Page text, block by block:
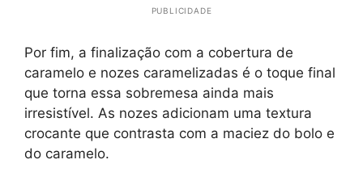
PUBLICIDADE
Por fim, a finalização com a cobertura de
caramelo e nozes caramelizadas é o toque final
que torna essa sobremesa ainda mais
irresistível. As nozes adicionam uma textura
crocante que contrasta com a maciez do bolo e
do caramelo.